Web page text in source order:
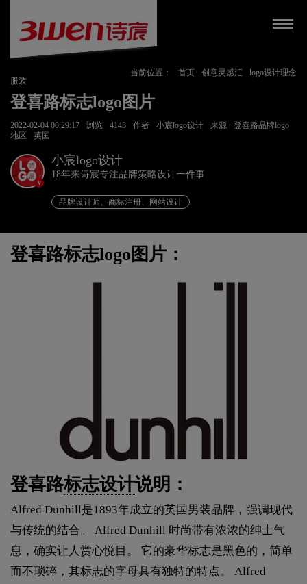
当前位置： 首页 创意灵感汇
logo设计理念
服装
登喜路标志logo图片
2022-02-04 00:29:17 浏览 4143 作者 小宸logo设计 来源
登喜路品牌logo
地区
英国
v
小宸logo设计
18年来诗宸专注品牌策略设计一件事
品牌设计师、商标注册、网站设计
登喜路标志logo图片：
登喜路标志设计说明：
Alfred Dunhill是1893年成立的英国男装品牌，强调现代
与传统的结合。 Alfred Dunhill 时尚带有浓浓的绅士气
息，确实让人赏心悦目。 它的豪华标志是黑色的，简单
而不琐碎，其标志的字母具有独特的特点。 Alfred